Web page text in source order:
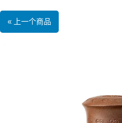
« 上一个商品